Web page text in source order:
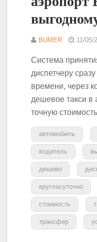
BUMER 11/05/
Система
диспетчеру
времени, через
дешевое такси в
точную
автомобиль
водитель
дешево
круглосуточно
стоимость
трансфер